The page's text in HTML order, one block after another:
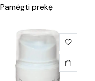
Pamėgti prekę
This
product
has
multiple